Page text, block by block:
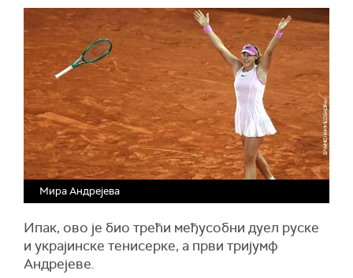
Мира Андрејева
Ипак, ово је био трећи међусобни дуел руске
и украјинске тенисерке, а први тријумф
Андрејеве.